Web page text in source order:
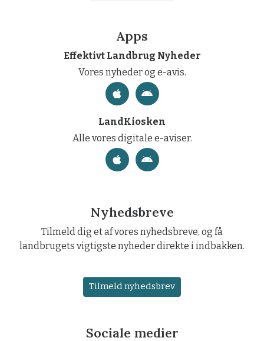
Apps
Effektivt Landbrug Nyheder
Vores nyheder og e-avis.
LandKiosken
Alle vores digitale e-aviser.
Nyhedsbreve
Tilmeld dig et af vores nyhedsbreve, og få
landbrugets vigtigste nyheder direkte i indbakken.
Tilmeld nyhedsbrev
Sociale medier